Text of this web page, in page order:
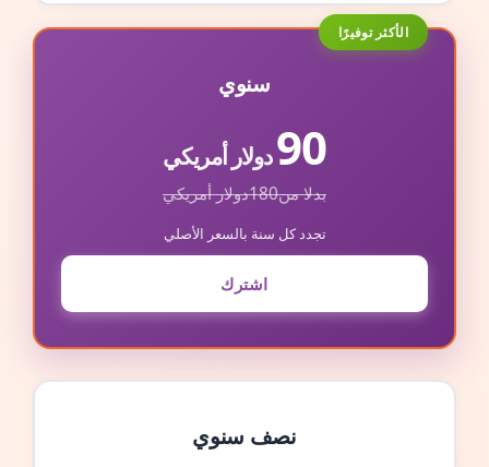
الأكثر توفيرًا
سنوي
90دولار أمريكي
بدلا من180دولار أمريكي
تجدد كل سنة بالسعر الأصلي
اشترك
نصف سنوي